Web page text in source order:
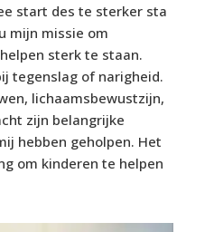
start des te sterker sta
mijn missie om
sterk te staan.
tegenslag of narigheid.
lichaamsbewustzijn,
zijn belangrijke
hebben geholpen. Het
om kinderen te helpen